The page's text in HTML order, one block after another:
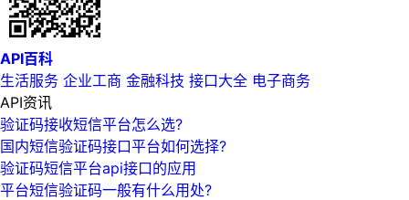
API百科
生活服务 企业工商 金融科技 接口大全 电子商务
API资讯
验证码接收短信平台怎么选?
国内短信验证码接口平台如何选择?
验证码短信平台api接口的应用
平台短信验证码一般有什么用处?